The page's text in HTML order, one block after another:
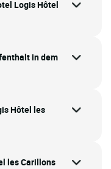
Logis Hôtel
in dem
Hôtel les
les Carillons